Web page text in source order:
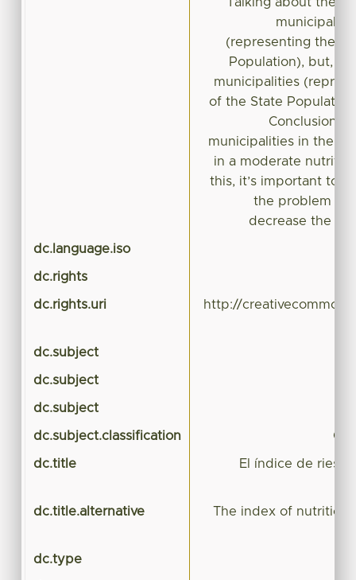
(representing the
Population), but, in
municipalities
of the State
Conclusions:
municipalities in the
in a moderate
this, it’s important to
the problem
decrease the
dc.language.iso
dc.rights
dc.rights.uri http://
dc.subject
dc.subject
dc.subject
dc.subject.classification
dc.title
El índice de
dc.title.alternative The index of
dc.type